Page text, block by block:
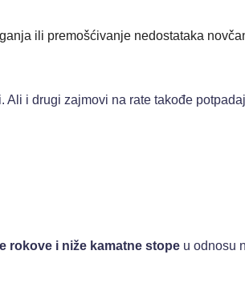
ili premošćivanje nedostataka
i drugi zajmovi na rate takođe
rokove i niže kamatne stope u odnosu